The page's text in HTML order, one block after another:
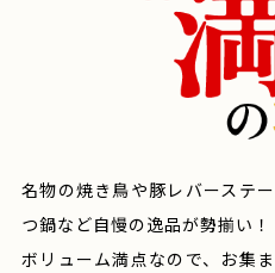
名物の焼き鳥や豚レバーステ
つ鍋など自慢の逸品が勢揃い！
ボリューム満点なので、お集